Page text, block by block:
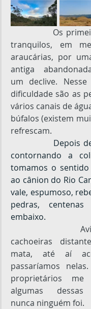
Os
tranquilos, em
araucárias, por
antiga
um declive.
dificuldade são as
vários canais de
búfalos (existem
refrescam.
contornando a
tomamos o
ao cânion do Rio
vale, espumoso,
pedras,
embaixo.
cachoeiras
mata, até aí
passaríamos
proprietários me
algumas dessas
nunca ninguém foi.